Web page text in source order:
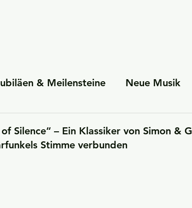
& Meilensteine Neue Musik
Silence“ – Ein Klassiker von Simon &
Stimme verbunden